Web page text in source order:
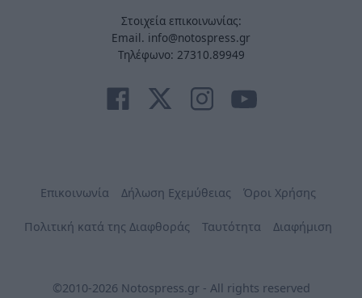
Στοιχεία επικοινωνίας:
Email. info@notospress.gr
Τηλέφωνο: 27310.89949
Επικοινωνία Δήλωση Εχεμύθειας Όροι Χρήσης
Πολιτική κατά της Διαφθοράς Ταυτότητα Διαφήμιση
©2010-2026 Notospress.gr - All rights reserved